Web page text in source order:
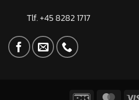
Tlf. +45 8282 1717